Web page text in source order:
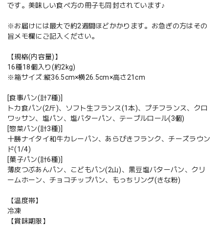
です。美味しい食べ方の冊子も同封されています♪
※お届けには最大で約2週間ほどかかります。お急ぎの方はその
旨メモ欄にご記入ください。
【規格(内容量)】
16種18個入り(約2kg)
※箱サイズ:縦36.5cm×横26.5cm×高さ21cm
[食事パン(計7種)]
トカ食パン(2斤)、ソフト生フランス(1本)、プチフランス、クロ
ワッサン、塩パン、塩バターパン、テーブルロール(3個)
[惣菜パン(計3種)]
十勝ナイタイ和牛カレーパン、あらびきフランク、チーズラウン
ド(1/4)
[菓子パン(計6種)]
薄皮つぶあんパン、こどもパン(2山)、黒豆塩バターパン、クリ
ームホーン、チョコチップパン、もっちリング(きな粉)
【温度帯】
冷凍
【賞味期限】